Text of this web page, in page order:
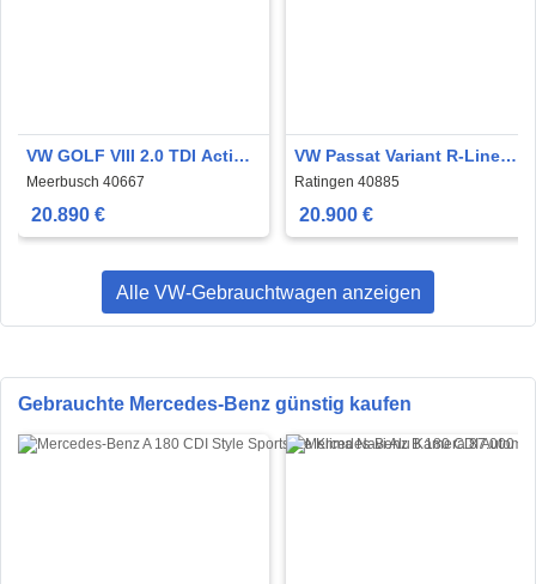
VW GOLF VIII 2.0 TDI Active
+Ambiente+CarPlay+Navi+
Meerbusch 40667
20.890 €
VW Passat Variant R-Line
2.0 TDI DSG Leder Navi LED
Ratingen 40885
20.900 €
Alle VW-Gebrauchtwagen anzeigen
Gebrauchte Mercedes-Benz günstig kaufen